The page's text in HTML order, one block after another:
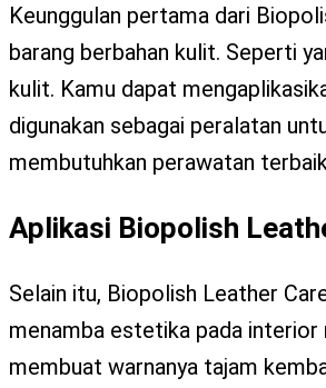
Keunggulan pertama dari
barang berbahan kulit. Seperti
kulit. Kamu dapat
digunakan sebagai peralatan
membutuhkan perawatan
Aplikasi Biopolish
Selain itu, Biopolish Leather
menamba estetika pada interior
membuat warnanya tajam